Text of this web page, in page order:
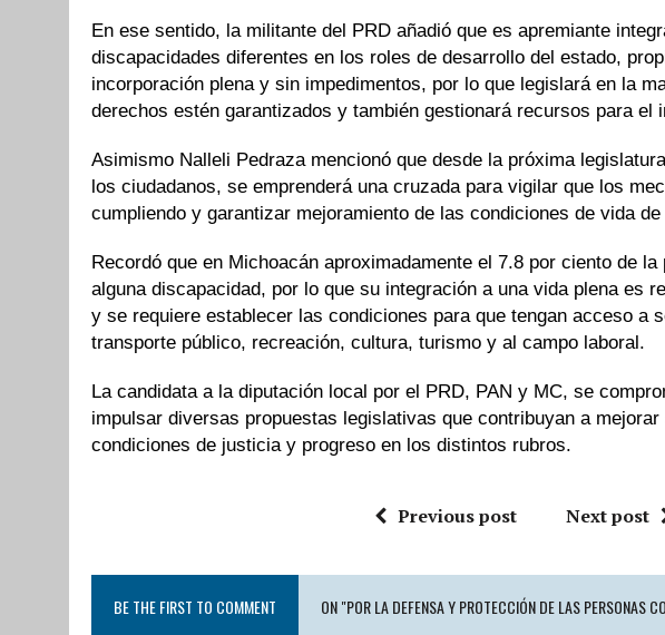
En ese sentido, la militante del PRD añadió que es apremiante
discapacidades diferentes en los roles de desarrollo del estado,
incorporación plena y sin impedimentos, por lo que legislará en la
derechos estén garantizados y también gestionará recursos para el
Asimismo Nalleli Pedraza mencionó que desde la próxima
los ciudadanos, se emprenderá una cruzada para vigilar que los
cumpliendo y garantizar mejoramiento de las condiciones de vida
Recordó que en Michoacán aproximadamente el 7.8 por ciento de
alguna discapacidad, por lo que su integración a una vida plena es
y se requiere establecer las condiciones para que tengan acceso a
transporte público, recreación, cultura, turismo y al campo laboral.
La candidata a la diputación local por el PRD, PAN y MC, se
impulsar diversas propuestas legislativas que contribuyan a
condiciones de justicia y progreso en los distintos rubros.
Previous post Next post
BE THE FIRST TO COMMENT ON "POR LA DEFENSA Y PROTECCIÓN DE LAS PERSONAS